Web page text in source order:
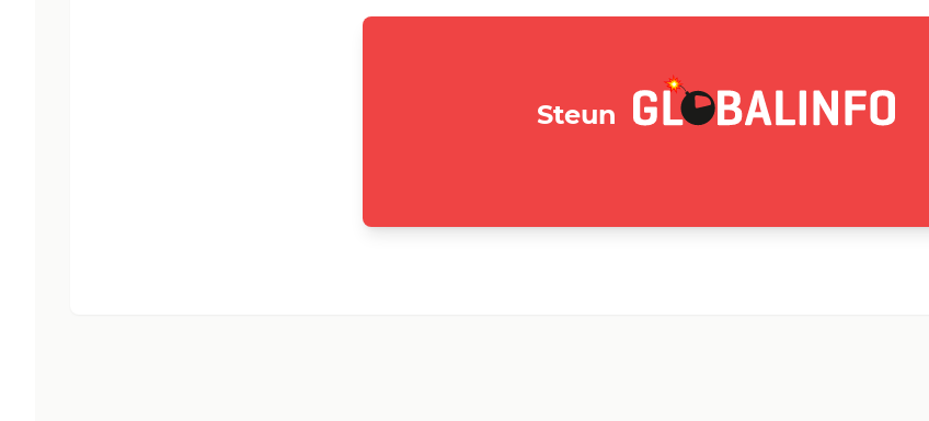
Steun GLOBALINFO.nl